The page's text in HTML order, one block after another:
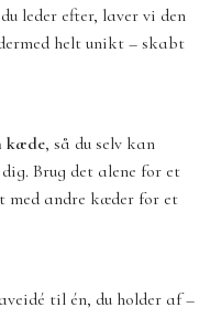
leder efter, laver vi den
helt unikt – skabt
kæde, så du selv kan
Brug det alene for et
andre kæder for et
til én, du holder af –